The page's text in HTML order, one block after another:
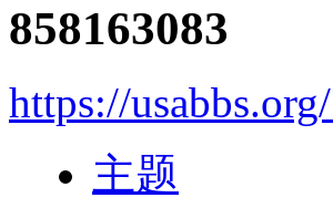
858163083
https://
主题